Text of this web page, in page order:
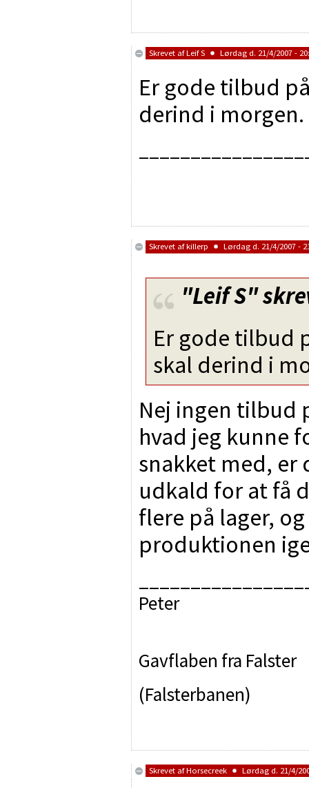
Skrevet afLeif S Lørdag d. 21/4/2007 -
Er gode tilbud
derind i
Skrevet afkillerp Lørdag d. 21/4/2007 -
"Leif S"
Er gode tilbud
skal derind i
Nej ingen tilbud
hvad jeg kunne
snakket med, er
udkald for at få
flere på lager,
produktionen
Peter
Gavflaben fra Falster
(Falsterbanen)
Skrevet afHorsecreek Lørdag d. 21/4/